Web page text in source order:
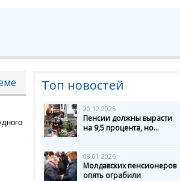
Топ новостей
20.12.2025
Пенсии должны вырасти
на 9,5 процента, но...
08.01.2026
Молдавских пенсионеров
опять ограбили